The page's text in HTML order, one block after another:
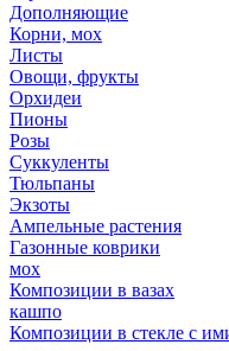
Дополняющие
Корни, мох
Листы
Овощи, фрукты
Орхидеи
Пионы
Розы
Суккуленты
Тюльпаны
Экзоты
Ампельные растения
Газонные коврики
мох
Композиции в вазах
кашпо
Композиции в стекле с